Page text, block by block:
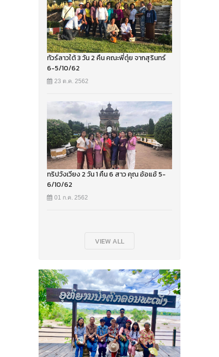
ทัวร์ลาวใต้ 3 วัน 2 คืน คณะพี่ตุ๋ย จากสุรินทร์
6-5/10/62
23 ต.ค. 2562
ทริปวังเวียง 2 วัน 1 คืน 6 สาว คุณ อ้อแอ้ 5-
6/10/62
01 ก.ค. 2562
VIEW ALL